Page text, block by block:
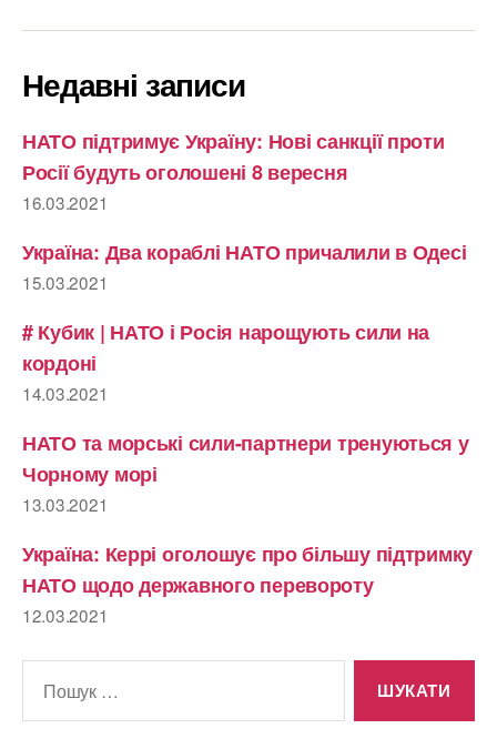
Недавні записи
НАТО підтримує Україну: Нові санкції проти
Росії будуть оголошені 8 вересня
16.03.2021
Україна: Два кораблі НАТО причалили в Одесі
15.03.2021
# Кубик | НАТО і Росія нарощують сили на
кордоні
14.03.2021
НАТО та морські сили-партнери тренуються у
Чорному морі
13.03.2021
Україна: Керрі оголошує про більшу підтримку
НАТО щодо державного перевороту
12.03.2021